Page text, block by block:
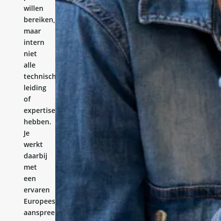
willen
bereiken,
maar
intern
niet
alle
technische
leiding
of
expertise
hebben.
Je
werkt
daarbij
met
een
ervaren
Europees
aanspreekpunt.